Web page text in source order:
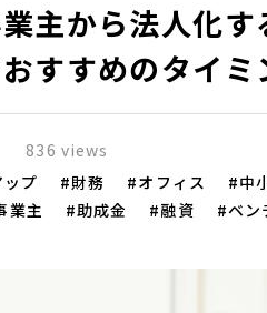
主から法人化
すすめのタイミ
836 views
プ
財務 オフィス 中
業主 助成金 融資 ベン